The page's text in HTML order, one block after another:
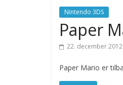
Nintendo 3DS
Paper
22. december 2012
Paper Mario er